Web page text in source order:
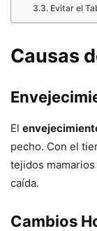
Evitar el
Causas
El
pecho. Con el
tejidos
caída.
Cambios